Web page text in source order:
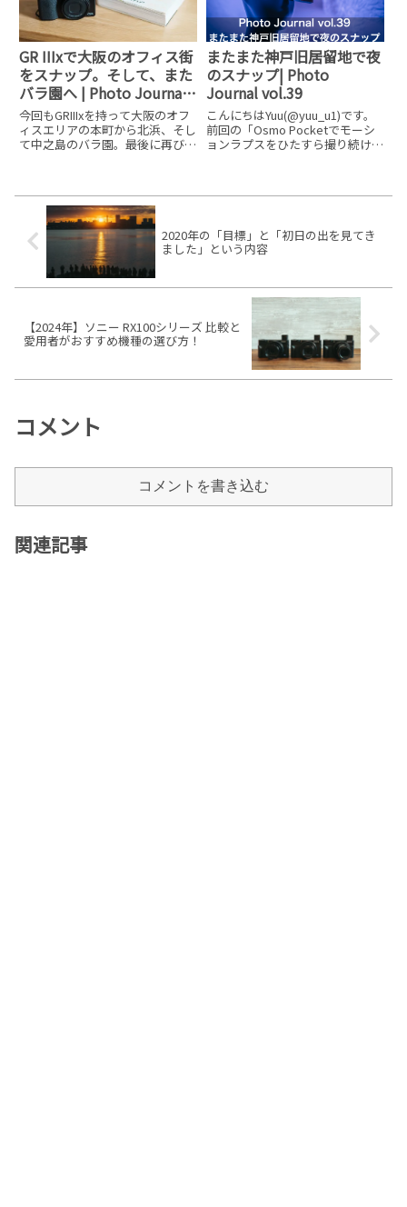
GR IIIxで大阪のオフィス街
をスナップ。そして、また
バラ園へ | Photo Journal
vol.319
今回もGRIIIxを持って大阪のオフ
ィスエリアの本町から北浜、そし
て中之島のバラ園。最後に再びオ
GRIIIxで撮るスナップ撮影した写
真の中から何枚か
またまた神戸旧居留地で夜
のスナップ| Photo
Journal vol.39
こんにちはYuu(@yuu_u1)です。
前回の「Osmo Pocketでモーシ
ョンラプスをひたすら撮り続ける
留地へ向かいまし
2020年の「目標」と「初日の出を見てき
ました」という内容
【2024年】ソニー RX100シリーズ 比較と
愛用者がおすすめ機種の選び方！
コメント
コメントを書き込む
関連記事